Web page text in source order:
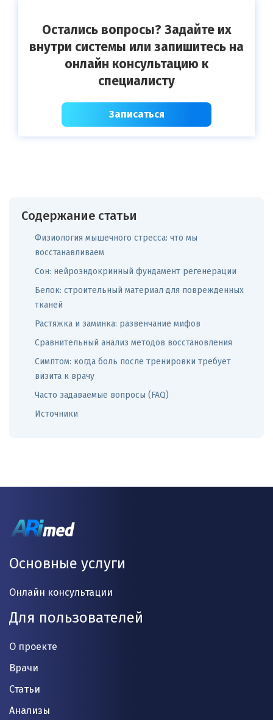
Остались вопросы? Задайте их
внутри системы или запишитесь на
онлайн консультацию к
специалисту
Записаться
Содержание статьи
Физиология мышечного стресса: что мы
восстанавливаем
Сон: нейроэндокринный фундамент регенерации
Белок: строительный материал для поврежденных
тканей
Растяжка и заминка: развенчание мифов
Сравнительный анализ методов восстановления
Симптом: когда боль после тренировки требует
визита к врачу
Часто задаваемые вопросы (FAQ)
Источники
Основные услуги
Онлайн консультации
Для пользователей
О проекте
Врачи
Статьи
Анализы